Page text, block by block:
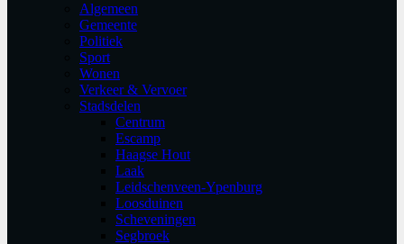
Algemeen
Gemeente
Politiek
Sport
Wonen
Verkeer & Vervoer
Stadsdelen
Centrum
Escamp
Haagse Hout
Laak
Leidschenveen-Ypenburg
Loosduinen
Scheveningen
Segbroek